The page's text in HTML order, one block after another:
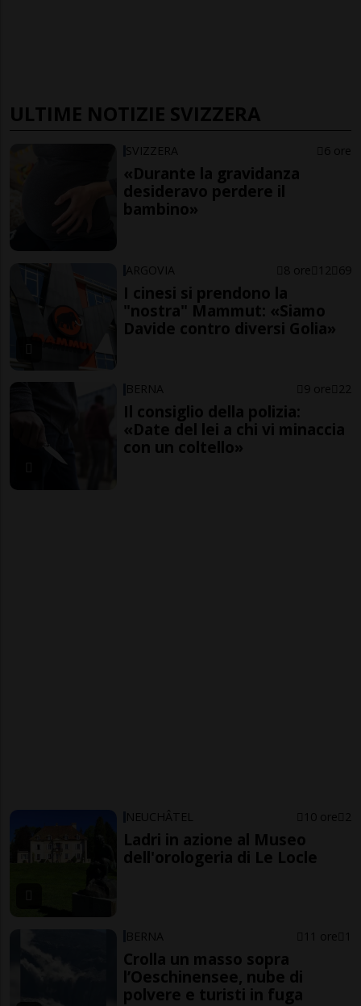
ULTIME NOTIZIE SVIZZERA
SVIZZERA 6 ore
«Durante la gravidanza
desideravo perdere il
bambino»
ARGOVIA 8 ore 12 69
I cinesi si prendono la
"nostra" Mammut: «Siamo
Davide contro diversi Golia»
BERNA 9 ore 22
Il consiglio della polizia:
«Date del lei a chi vi minaccia
con un coltello»
NEUCHÂTEL 10 ore 2
Ladri in azione al Museo
dell'orologeria di Le Locle
BERNA 11 ore 1
Crolla un masso sopra
l’Oeschinensee, nube di
polvere e turisti in fuga